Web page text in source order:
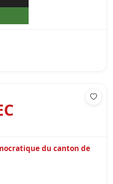
du canton de